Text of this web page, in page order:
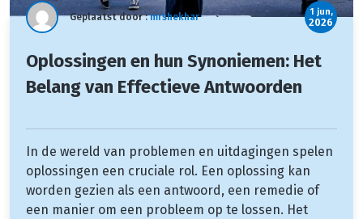
Geplaatst door :mrshekhar 1 jun,
2026
Oplossingen en hun Synoniemen: Het
Belang van Effectieve Antwoorden
In de wereld van problemen en uitdagingen spelen
oplossingen een cruciale rol. Een oplossing kan
worden gezien als een antwoord, een remedie of
een manier om een probleem op te lossen. Het